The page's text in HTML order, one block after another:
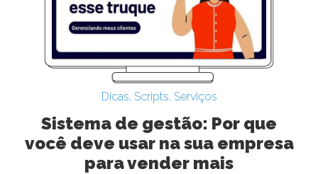
Dicas, Scripts, Serviços
Sistema de gestão: Por que
você deve usar na sua empresa
para vender mais